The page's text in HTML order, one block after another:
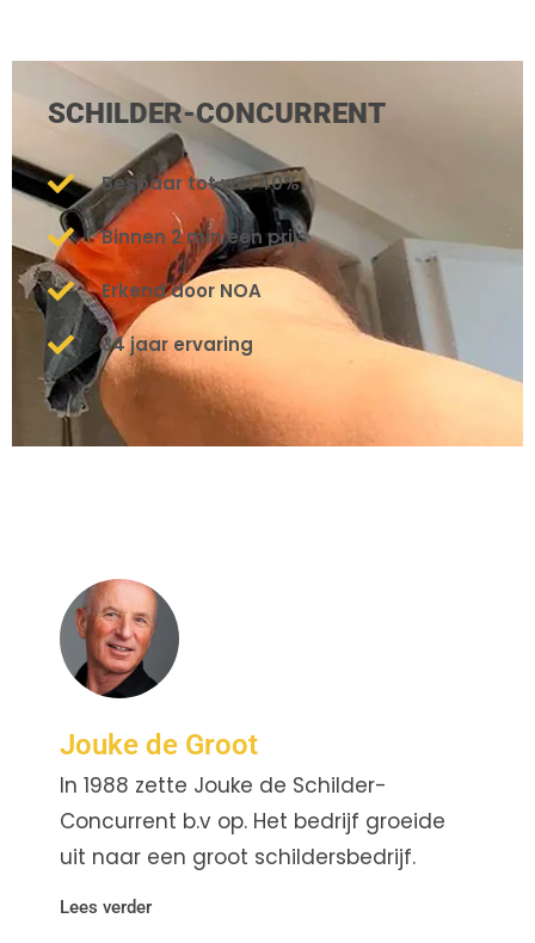
SCHILDER-CONCURRENT
Bespaar tot wel 40%
Binnen 2 min een prijs
Erkend door NOA
34 jaar ervaring
Jouke de Groot
In 1988 zette Jouke de Schilder-
Concurrent b.v op. Het bedrijf groeide
uit naar een groot schildersbedrijf.
Lees verder